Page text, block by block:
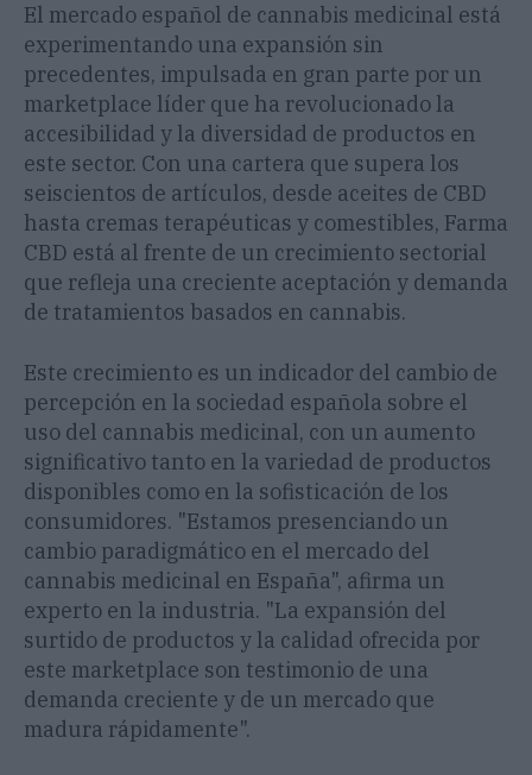
El mercado español de cannabis medicinal está
experimentando una expansión sin
precedentes, impulsada en gran parte por un
marketplace líder que ha revolucionado la
accesibilidad y la diversidad de productos en
este sector. Con una cartera que supera los
seiscientos de artículos, desde aceites de CBD
hasta cremas terapéuticas y comestibles, Farma
CBD está al frente de un crecimiento sectorial
que refleja una creciente aceptación y demanda
de tratamientos basados en cannabis.
Este crecimiento es un indicador del cambio de
percepción en la sociedad española sobre el
uso del cannabis medicinal, con un aumento
significativo tanto en la variedad de productos
disponibles como en la sofisticación de los
consumidores. "Estamos presenciando un
cambio paradigmático en el mercado del
cannabis medicinal en España", afirma un
experto en la industria. "La expansión del
surtido de productos y la calidad ofrecida por
este marketplace son testimonio de una
demanda creciente y de un mercado que
madura rápidamente".